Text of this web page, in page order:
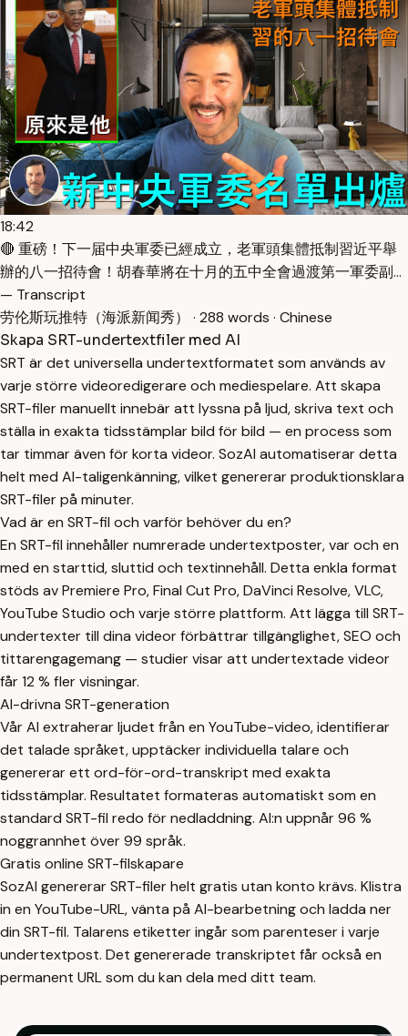
18:42
🔴 重磅！下一届中央軍委已經成立，老軍頭集體抵制習近平舉
辦的八一招待會！胡春華將在十月的五中全會過渡第一軍委副…
— Transcript
劳伦斯玩推特（海派新闻秀） · 288 words · Chinese
Skapa SRT-undertextfiler med AI
SRT är det universella undertextformatet som används av
varje större videoredigerare och mediespelare. Att skapa
SRT-filer manuellt innebär att lyssna på ljud, skriva text och
ställa in exakta tidsstämplar bild för bild — en process som
tar timmar även för korta videor. SozAI automatiserar detta
helt med AI-taligenkänning, vilket genererar produktionsklara
SRT-filer på minuter.
Vad är en SRT-fil och varför behöver du en?
En SRT-fil innehåller numrerade undertextposter, var och en
med en starttid, sluttid och textinnehåll. Detta enkla format
stöds av Premiere Pro, Final Cut Pro, DaVinci Resolve, VLC,
YouTube Studio och varje större plattform. Att lägga till SRT-
undertexter till dina videor förbättrar tillgänglighet, SEO och
tittarengagemang — studier visar att undertextade videor
får 12 % fler visningar.
AI-drivna SRT-generation
Vår AI extraherar ljudet från en YouTube-video, identifierar
det talade språket, upptäcker individuella talare och
genererar ett ord-för-ord-transkript med exakta
tidsstämplar. Resultatet formateras automatiskt som en
standard SRT-fil redo för nedladdning. AI:n uppnår 96 %
noggrannhet över 99 språk.
Gratis online SRT-filskapare
SozAI genererar SRT-filer helt gratis utan konto krävs. Klistra
in en YouTube-URL, vänta på AI-bearbetning och ladda ner
din SRT-fil. Talarens etiketter ingår som parenteser i varje
undertextpost. Det genererade transkriptet får också en
permanent URL som du kan dela med ditt team.